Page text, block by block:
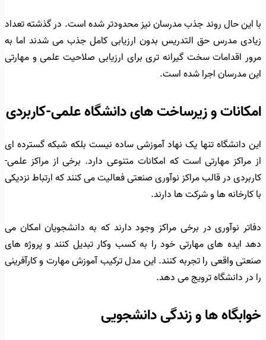
با این حال روند جذب مدرسان نیز محدودتر شده است. در گذشته تعداد
زیادی مدرس حق التدریس بدون ارزیابی کامل جذب می شدند اما به
مرور اقدامات سخت گیرانه تری برای ارزیابی صلاحیت علمی و مهارتی
این مدرسان اجرا شده است.
امکانات و زیرساخت های دانشگاه علمی-کاربردی
این دانشگاه تنها یک نهاد آموزشی ساده نیست بلکه شبکه گسترده ای
از مراکز مهارتی است که امکانات متنوعی دارد. برخی از مراکز علمی-
کاربردی در قالب مراکز نوآوری صنعتی فعالیت می کنند که ارتباط نزدیکی
با کارخانه ها و شرکت ها دارند.
دفاتر نوآوری در برخی مراکز وجود دارند که به دانشجویان امکان می
دهد ایده های مهارتی خود را به کسب وکار تبدیل کنند و پروژه های
صنعتی واقعی را تجربه کنند. این مدل ترکیب آموزش مهارت و کارآفرینی
را در دانشگاه ترویج می دهد.
خوابگاه ها و زندگی دانشجویی